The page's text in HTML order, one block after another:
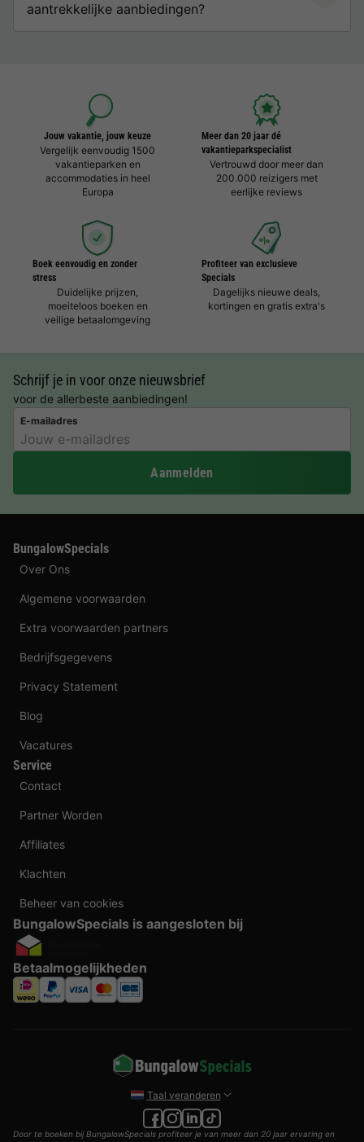
aantrekkelijke aanbiedingen?
Jouw vakantie, jouw keuze
Vergelijk eenvoudig 1500
vakantieparken en
accommodaties in heel
Europa
Meer dan 20 jaar dé
vakantieparkspecialist
Vertrouwd door meer dan
200.000 reizigers met
eerlijke reviews
Boek eenvoudig en zonder
stress
Duidelijke prijzen,
moeiteloos boeken en
veilige betaalomgeving
Profiteer van exclusieve
Specials
Dagelijks nieuwe deals,
kortingen en gratis extra's
Schrijf je in voor onze nieuwsbrief
voor de allerbeste aanbiedingen!
E-mailadres
Aanmelden
BungalowSpecials
Over Ons
Algemene voorwaarden
Extra voorwaarden partners
Bedrijfsgegevens
Privacy Statement
Blog
Vacatures
Service
Contact
Partner Worden
Affiliates
Klachten
Beheer van cookies
BungalowSpecials is aangesloten bij
Betaalmogelijkheden
Taal veranderen
Door te boeken bij BungalowSpecials profiteer je van meer dan 20 jaar ervaring en